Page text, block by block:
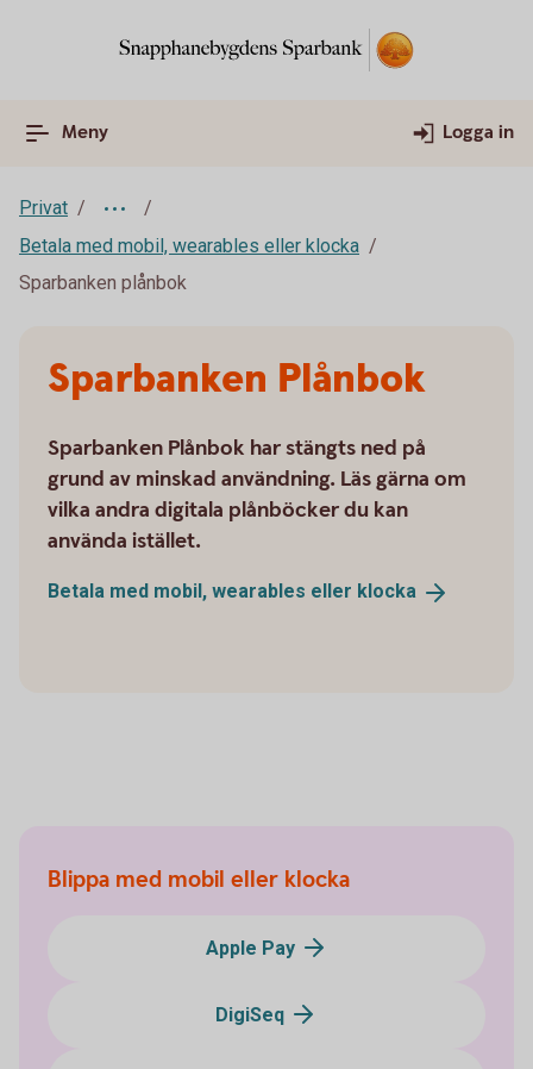
Meny Logga in
Privat
Betala med mobil, wearables eller klocka
Sparbanken plånbok
Sparbanken Plånbok
Sparbanken Plånbok har stängts ned på
grund av minskad användning. Läs gärna om
vilka andra digitala plånböcker du kan
använda istället.
Betala med mobil, wearables eller klocka
Blippa med mobil eller klocka
Apple Pay
DigiSeq